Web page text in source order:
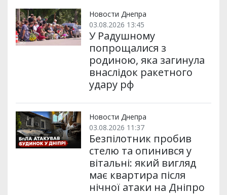
Новости Днепра
03.08.2026 13:45
У Радушному
попрощалися з
родиною, яка загинула
внаслідок ракетного
удару рф
Новости Днепра
03.08.2026 11:37
Безпілотник пробив
стелю та опинився у
вітальні: який вигляд
має квартира після
нічної атаки на Дніпро